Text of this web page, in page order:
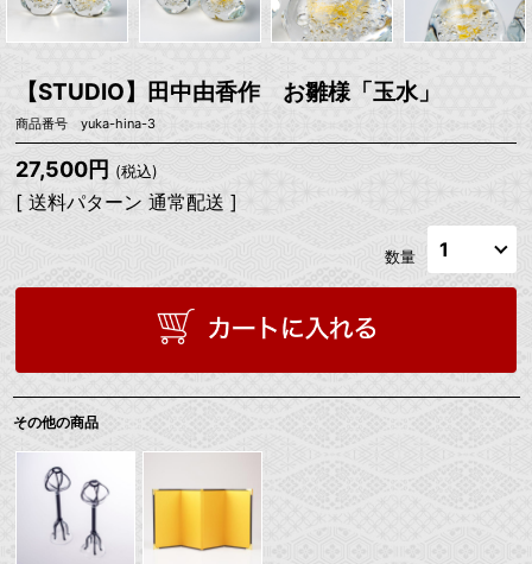
【STUDIO】田中由香作 お雛様「玉水」
商品番号 yuka-hina-3
27,500円 (税込)
[ 送料パターン 通常配送 ]
数量
その他の商品